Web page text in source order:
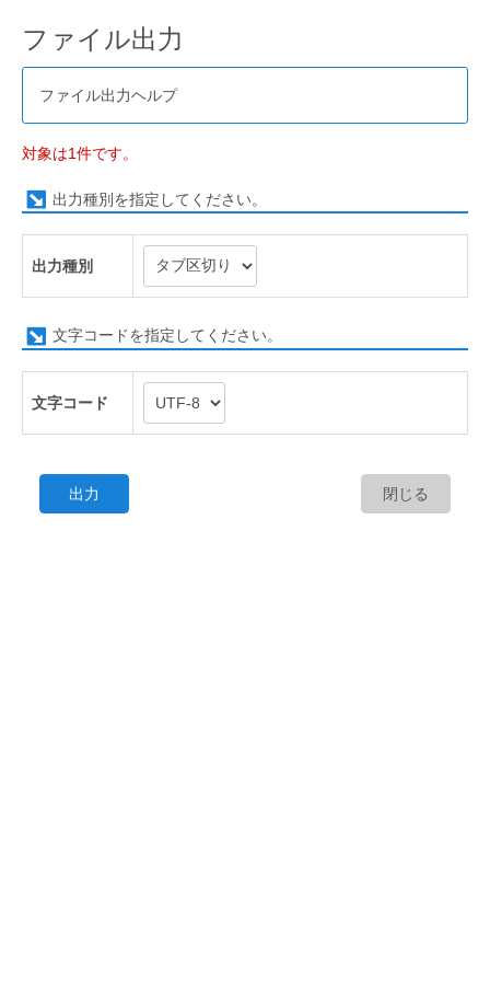
ファイル出力
ファイル出力ヘルプ
対象は1件です。
出力種別を指定してください。
出力種別
文字コードを指定してください。
文字コード